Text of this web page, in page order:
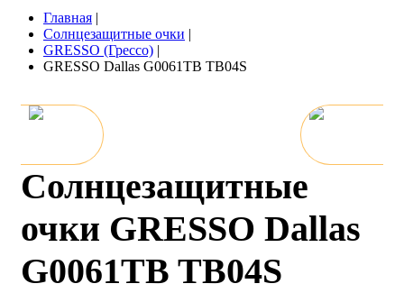
Главная |
Солнцезащитные очки |
GRESSO (Грессо) |
GRESSO Dallas G0061TB TB04S
Солнцезащитные
очки GRESSO Dallas
G0061TB TB04S